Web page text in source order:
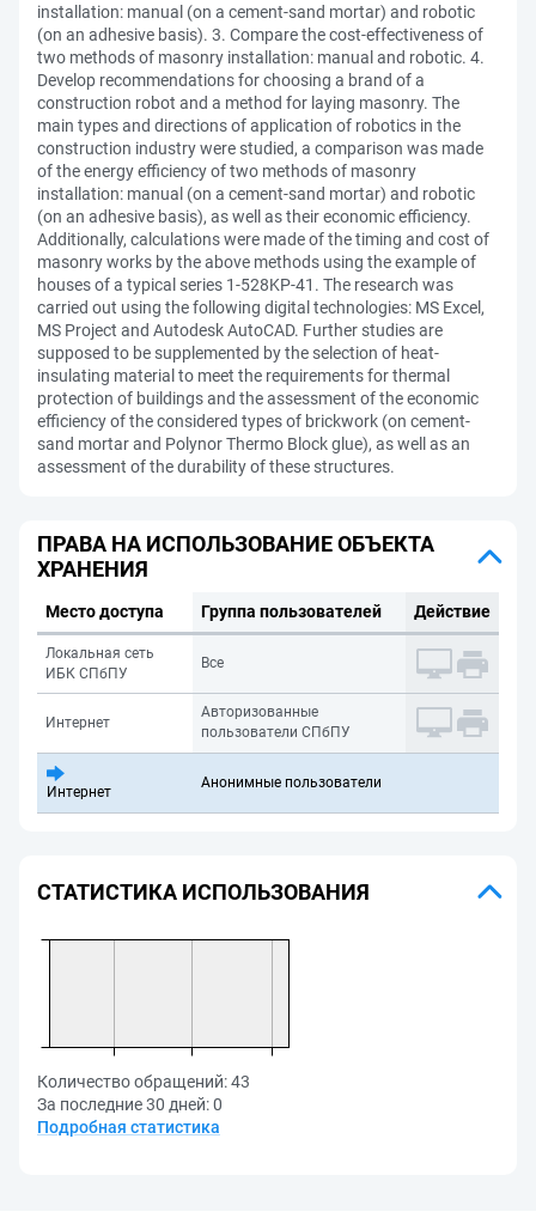
installation: manual (on a cement-sand mortar) and robotic
(on an adhesive basis). 3. Compare the cost-effectiveness of
two methods of masonry installation: manual and robotic. 4.
Develop recommendations for choosing a brand of a
construction robot and a method for laying masonry. The
main types and directions of application of robotics in the
construction industry were studied, a comparison was made
of the energy efficiency of two methods of masonry
installation: manual (on a cement-sand mortar) and robotic
(on an adhesive basis), as well as their economic efficiency.
Additionally, calculations were made of the timing and cost of
masonry works by the above methods using the example of
houses of a typical series 1-528KP-41. The research was
carried out using the following digital technologies: MS Excel,
MS Project and Autodesk AutoCAD. Further studies are
supposed to be supplemented by the selection of heat-
insulating material to meet the requirements for thermal
protection of buildings and the assessment of the economic
efficiency of the considered types of brickwork (on cement-
sand mortar and Polynor Thermo Block glue), as well as an
assessment of the durability of these structures.
ПРАВА НА ИСПОЛЬЗОВАНИЕ ОБЪЕКТА
ХРАНЕНИЯ
Место доступа Группа пользователей Действие
Локальная сеть
ИБК СПбПУ
Все
Интернет
Авторизованные
пользователи СПбПУ
Интернет
Анонимные пользователи
СТАТИСТИКА ИСПОЛЬЗОВАНИЯ
Количество обращений:43
За последние 30 дней:0
Подробная статистика